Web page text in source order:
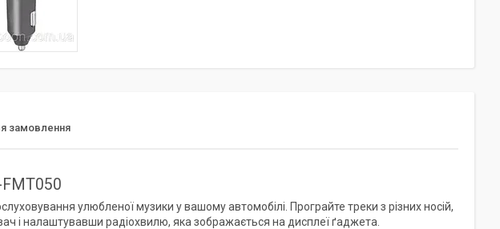
замовлення
улюбленої музики у вашому автомобілі. Програйте треки з різних носій,
і налаштувавши радіохвилю, яка зображається на дисплеї ґаджета.